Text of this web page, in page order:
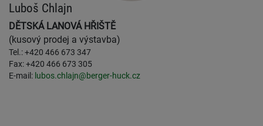
Luboš Chlajn
DĚTSKÁ LANOVÁ HŘIŠTĚ
(kusový prodej a výstavba)
Tel.: +420 466 673 347
Fax: +420 466 673 305
E-mail: lubos.chlajn@berger-huck.cz